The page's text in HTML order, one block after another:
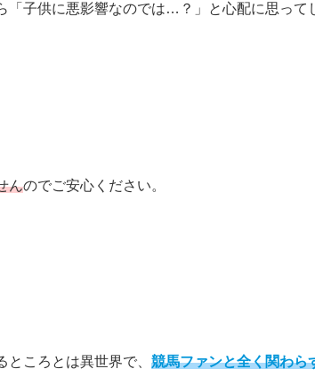
「子供に悪影響なのでは…？」と心配に思って
んのでご安心ください。
ころとは異世界で、 競馬ファンと全く関わら